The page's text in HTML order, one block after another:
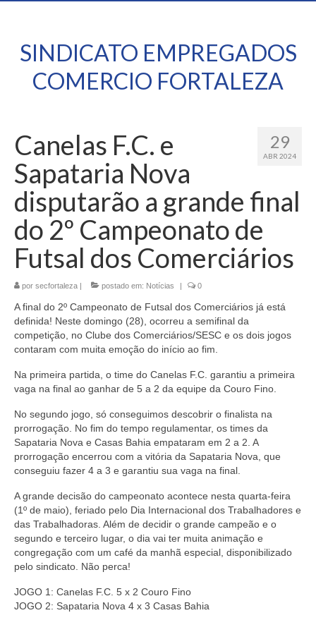
SINDICATO EMPREGADOS
COMERCIO FORTALEZA
29
ABR 2024
Canelas F.C. e
Sapataria Nova
disputarão a grande final
do 2º Campeonato de
Futsal dos Comerciários
por secfortaleza | postado em: Notícias | 0
A final do 2º Campeonato de Futsal dos Comerciários já está
definida! Neste domingo (28), ocorreu a semifinal da
competição, no Clube dos Comerciários/SESC e os dois jogos
contaram com muita emoção do início ao fim.
Na primeira partida, o time do Canelas F.C. garantiu a primeira
vaga na final ao ganhar de 5 a 2 da equipe da Couro Fino.
No segundo jogo, só conseguimos descobrir o finalista na
prorrogação. No fim do tempo regulamentar, os times da
Sapataria Nova e Casas Bahia empataram em 2 a 2. A
prorrogação encerrou com a vitória da Sapataria Nova, que
conseguiu fazer 4 a 3 e garantiu sua vaga na final.
A grande decisão do campeonato acontece nesta quarta-feira
(1º de maio), feriado pelo Dia Internacional dos Trabalhadores e
das Trabalhadoras. Além de decidir o grande campeão e o
segundo e terceiro lugar, o dia vai ter muita animação e
congregação com um café da manhã especial, disponibilizado
pelo sindicato. Não perca!
JOGO 1: Canelas F.C. 5 x 2 Couro Fino
JOGO 2: Sapataria Nova 4 x 3 Casas Bahia